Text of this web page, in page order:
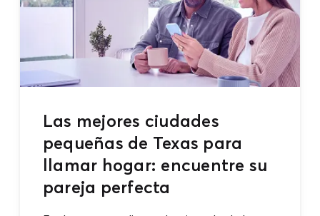
Las mejores ciudades
pequeñas de Texas para
llamar hogar: encuentre su
pareja perfecta